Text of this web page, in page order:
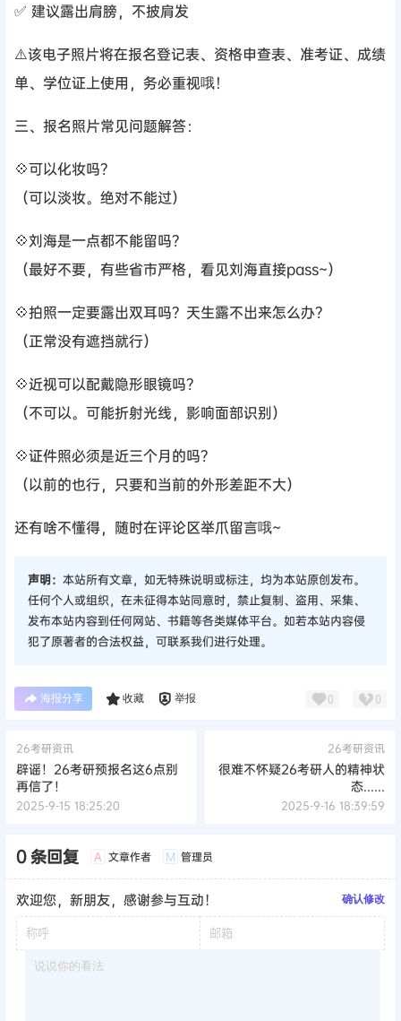
✅ 建议露出肩膀，不披肩发
⚠️该电子照片将在报名登记表、资格申查表、准考证、成绩
单、学位证上使用，务必重视哦！
三、报名照片常见问题解答：
💠可以化妆吗？
（可以淡妆。绝对不能过）
💠刘海是一点都不能留吗？
（最好不要，有些省市严格，看见刘海直接pass~）
💠拍照一定要露出双耳吗？天生露不出来怎么办？
（正常没有遮挡就行）
💠近视可以配戴隐形眼镜吗？
（不可以。可能折射光线，影响面部识别）
💠证件照必须是近三个月的吗？
（以前的也行，只要和当前的外形差距不大）
还有啥不懂得，随时在评论区举爪留言哦~
声明： 本站所有文章，如无特殊说明或标注，均为本站原创发布。
任何个人或组织，在未征得本站同意时，禁止复制、盗用、采集、
发布本站内容到任何网站、书籍等各类媒体平台。如若本站内容侵
犯了原著者的合法权益，可联系我们进行处理。
海报分享 收藏 举报 0 0
26考研资讯
辟谣！26考研预报名这6点别
再信了！
2025-9-15 18:25:20
26考研资讯
很难不怀疑26考研人的精神状
态......
2025-9-16 18:39:59
0 条回复 A 文章作者 M 管理员
欢迎您，新朋友，感谢参与互动！ 确认修改